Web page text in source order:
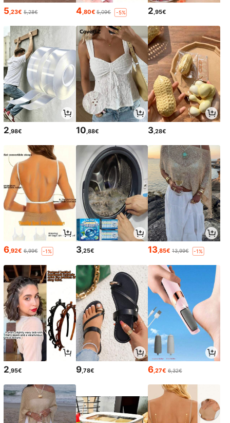
5,23€ 5,28€ 4,80€ 5,09€ -5% 2,95€
2,98€ 10,88€ 3,28€
6,92€ 6,99€ -1% 3,25€ 13,85€ 13,99€ -1%
2 ,95€ 9,78€ 6 ,27€ 6,32€